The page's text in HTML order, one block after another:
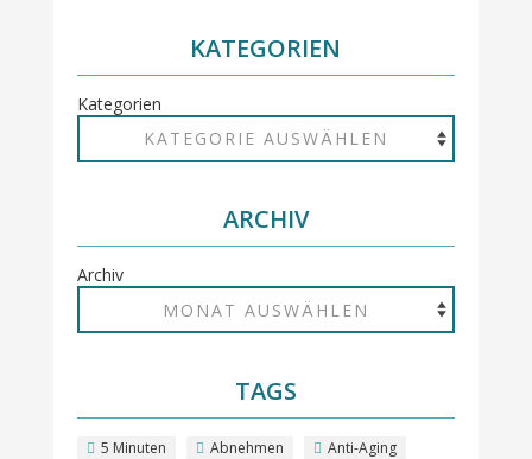
KATEGORIEN
Kategorien
ARCHIV
Archiv
TAGS
5 Minuten Abnehmen
Anti-Aging